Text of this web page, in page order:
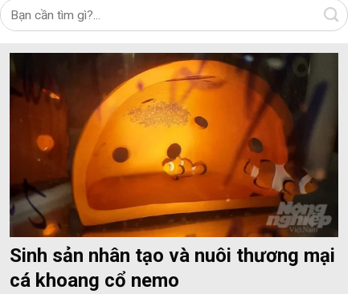
Sinh sản nhân tạo và nuôi thương mại
cá khoang cổ nemo